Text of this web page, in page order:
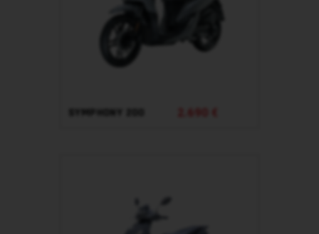
SYMPHONY 200